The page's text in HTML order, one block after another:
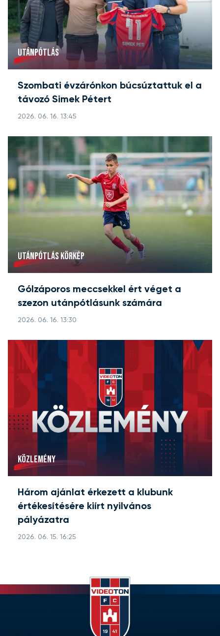
UTÁNPÓTLÁS
Szombati évzárónkon búcsúztattuk el a
távozó Simek Pétert
2026. 06. 16. 13:45
UTÁNPÓTLÁS KÖRKÉP
Gólzáporos meccsekkel ért véget a
szezon utánpótlásunk számára
2026. 06. 16. 13:30
KÖZLEMÉNY
Három ajánlat érkezett a klubunk
értékesítésére kiírt nyilvános
pályázatra
2026. 06. 15. 16:25